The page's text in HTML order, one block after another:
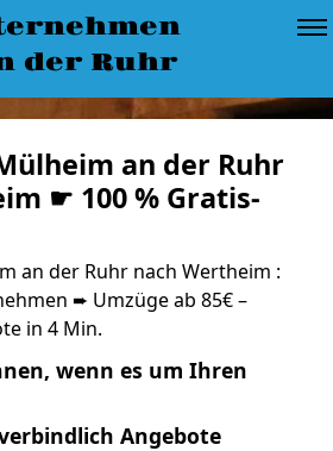
der Ruhr
an der Ruhr
☛ 100 % Gratis-
an der Ruhr nach Wertheim :
➨ Umzüge ab 85€ –
in 4 Min.
wenn es um Ihren
Angebote